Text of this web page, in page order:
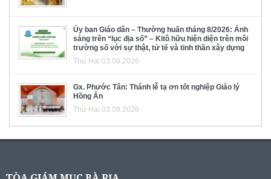
Ủy ban Giáo dân – Thường huấn tháng 8/2026: Ánh
sáng trên “lục địa số” – Kitô hữu hiện diện trên môi
trường số với sự thật, tử tế và tinh thần xây dựng
Thứ Hai 03.08.2026
Gx. Phước Tân: Thánh lễ tạ ơn tốt nghiệp Giáo lý
Hồng Ân
Thứ Hai 03.08.2026